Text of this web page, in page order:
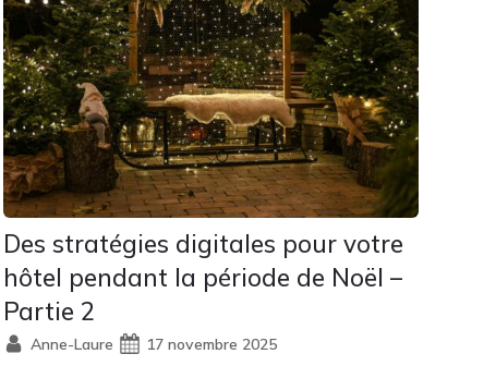
Des stratégies digitales pour votre
hôtel pendant la période de Noël –
Partie 2
Anne-Laure 17 novembre 2025